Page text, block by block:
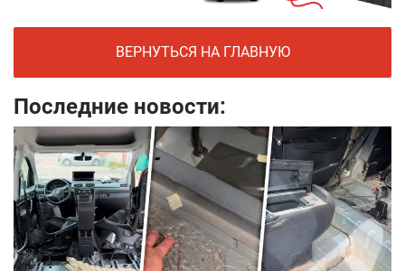
ВЕРНУТЬСЯ НА ГЛАВНУЮ
Последние новости: